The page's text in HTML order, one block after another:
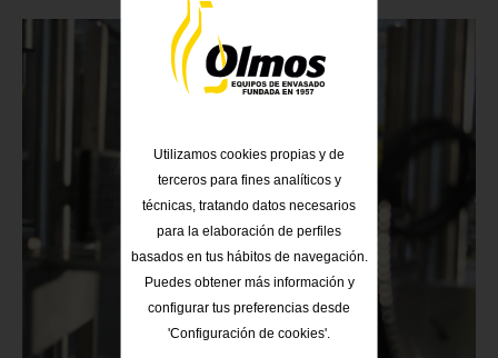
Utilizamos cookies propias y de
terceros para fines analíticos y
técnicas, tratando datos necesarios
para la elaboración de perfiles
basados en tus hábitos de navegación.
Puedes obtener más información y
configurar tus preferencias desde
'Configuración de cookies'.